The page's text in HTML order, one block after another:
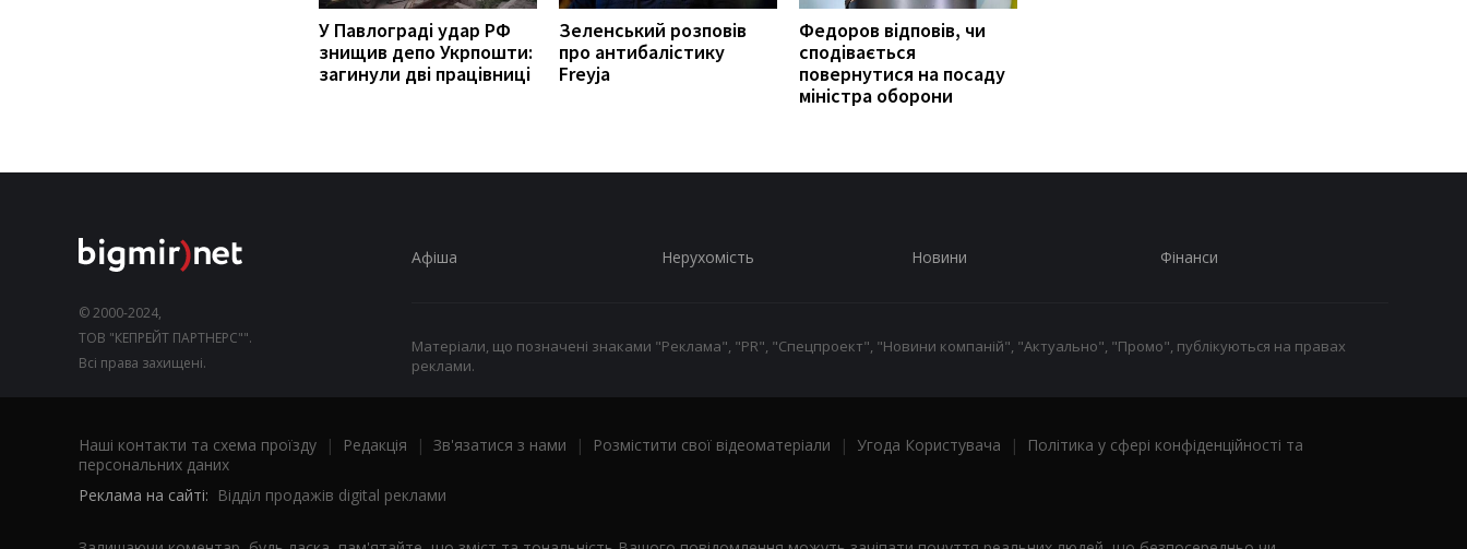
У Павлограді удар РФ
знищив депо Укрпошти:
загинули дві працівниці
Зеленський розповів
про антибалістику
Freyja
Федоров відповів, чи
сподівається
повернутися на посаду
міністра оборони
© 2000-2024,
ТОВ "КЕПРЕЙТ ПАРТНЕРС"".
Всі права захищені.
Афіша Нерухомість Новини Фінанси
Матеріали, що позначені знаками "Реклама", "PR", "Спецпроект", "Новини компаній", "Актуально", "Промо", публікуються на правах
реклами.
Наші контакти та схема проїзду | Редакція | Зв'язатися з нами | Розмістити свої відеоматеріали | Угода Користувача |
Політика у сфері конфіденційності та
персональних даних
Реклама на сайті: Відділ продажів digital реклами